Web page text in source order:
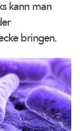
kann man
bringen.